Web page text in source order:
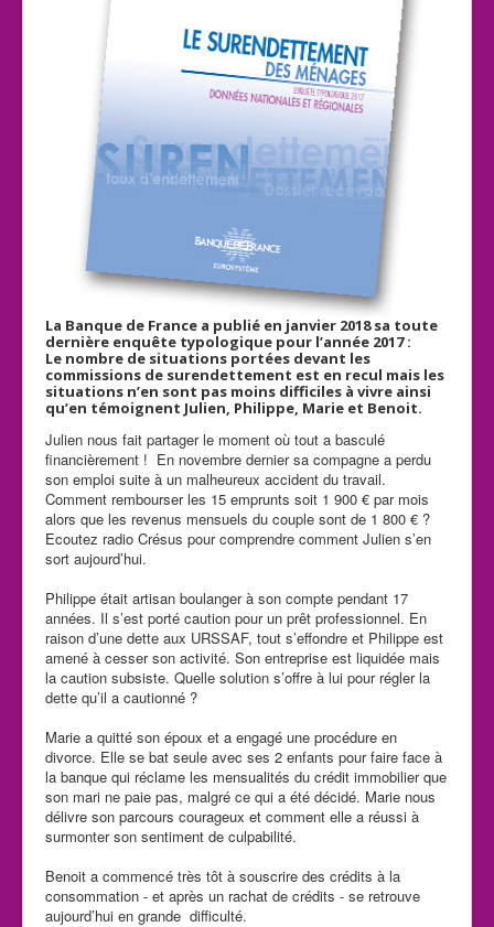
La Banque de France a publié en janvier 2018 sa toute
dernière enquête typologique pour l’année 2017 :
Le nombre de situations portées devant les
commissions de surendettement est en recul mais les
situations n’en sont pas moins difficiles à vivre ainsi
qu’en témoignent Julien, Philippe, Marie et Benoit.
Julien nous fait partager le moment où tout a basculé
financièrement ! En novembre dernier sa compagne a perdu
son emploi suite à un malheureux accident du travail.
Comment rembourser les 15 emprunts soit 1 900 € par mois
alors que les revenus mensuels du couple sont de 1 800 € ?
Ecoutez radio Crésus pour comprendre comment Julien s’en
sort aujourd’hui.
Philippe était artisan boulanger à son compte pendant 17
années. Il s’est porté caution pour un prêt professionnel. En
raison d’une dette aux URSSAF, tout s’effondre et Philippe est
amené à cesser son activité. Son entreprise est liquidée mais
la caution subsiste. Quelle solution s’offre à lui pour régler la
dette qu’il a cautionné ?
Marie a quitté son époux et a engagé une procédure en
divorce. Elle se bat seule avec ses 2 enfants pour faire face à
la banque qui réclame les mensualités du crédit immobilier que
son mari ne paie pas, malgré ce qui a été décidé. Marie nous
délivre son parcours courageux et comment elle a réussi à
surmonter son sentiment de culpabilité.
Benoit a commencé très tôt à souscrire des crédits à la
consommation - et après un rachat de crédits - se retrouve
aujourd’hui en grande difficulté.